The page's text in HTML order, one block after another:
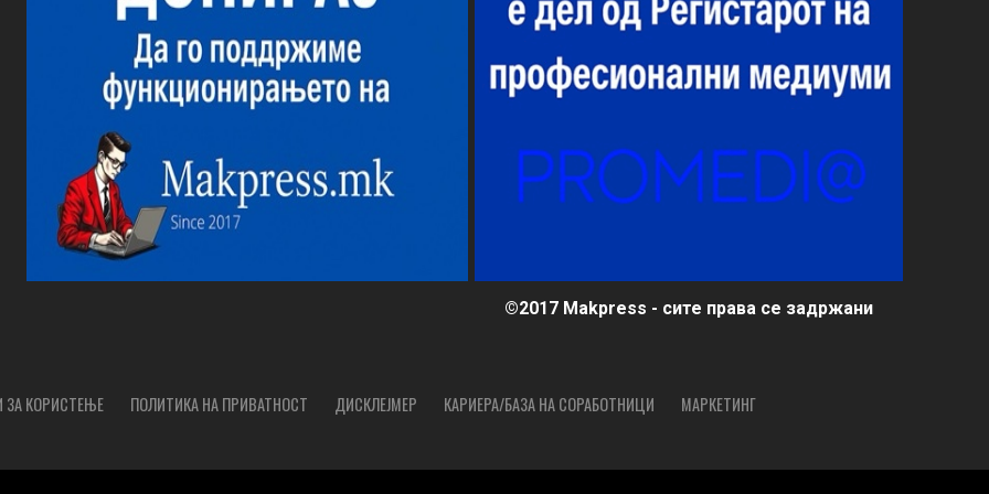
©2017 Makpress - сите права се задржани
ЗА КОРИСТЕЊЕ ПОЛИТИКА НА ПРИВАТНОСТ ДИСКЛЕЈМЕР КАРИЕРА/БАЗА НА СОРАБОТНИЦИ МАРКЕТИНГ